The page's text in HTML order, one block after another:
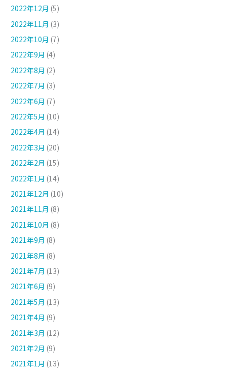
2022年12月 (5)
2022年11月 (3)
2022年10月 (7)
2022年9月 (4)
2022年8月 (2)
2022年7月 (3)
2022年6月 (7)
2022年5月 (10)
2022年4月 (14)
2022年3月 (20)
2022年2月 (15)
2022年1月 (14)
2021年12月 (10)
2021年11月 (8)
2021年10月 (8)
2021年9月 (8)
2021年8月 (8)
2021年7月 (13)
2021年6月 (9)
2021年5月 (13)
2021年4月 (9)
2021年3月 (12)
2021年2月 (9)
2021年1月 (13)